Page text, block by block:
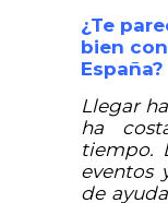
¿Te
bien
España?
Llegar
ha
tiempo.
eventos
de